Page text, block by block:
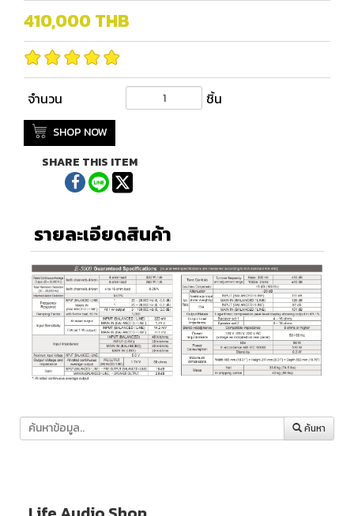
410,000THB
จำนวน ชิ้น
SHOP NOW
SHARE THIS ITEM
รายละเอียดสินค้า
ค้นหา